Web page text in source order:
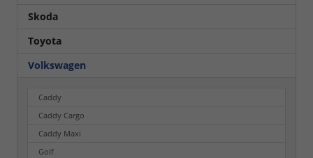
Skoda
Toyota
Volkswagen
Caddy
Caddy Cargo
Caddy Maxi
Golf